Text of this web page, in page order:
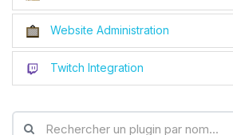
Website Administration
Twitch Integration